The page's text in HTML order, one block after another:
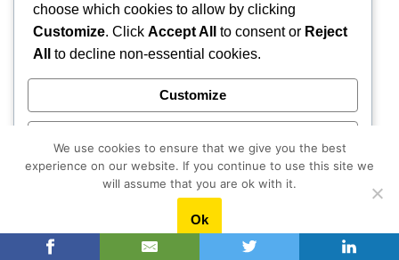
October 2024
September 2024
August 2024
July 2024
June 2024
April 2024
choose which cookies to allow by clicking
Customize. Click Accept All to consent or Reject
All
to decline non-essential cookies.
Customize
Accept All
We use cookies to ensure that we give you the best
experience on our website. If you continue to use this site we
will assume that you are ok with it.
Ok